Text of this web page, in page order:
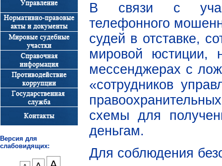
Версия для
слабовидящих:
В связи с
телефонного
судей в отставке,
мировой юстиции,
мессенджерах с
«сотрудников
схемы для
деньгам.
Для соблюдения